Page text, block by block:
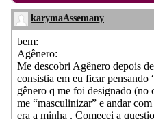
karymaAssemany
bem:
Agênero:
Me descobri Agênero depois
consistia em eu ficar
gênero q me foi designado (no
me “masculinizar” e andar
era a minha . Comecei a